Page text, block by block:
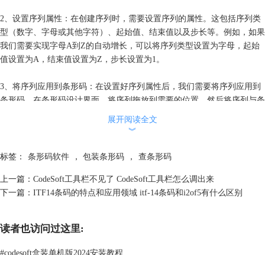
2、设置序列属性：在创建序列时，需要设置序列的属性。这包括序列类
型（数字、字母或其他字符）、起始值、结束值以及步长等。例如，如果
我们需要实现字母A到Z的自动增长，可以将序列类型设置为字母，起始
值设置为A，结束值设置为Z，步长设置为1。
3、将序列应用到条形码：在设置好序列属性后，我们需要将序列应用到
条形码。在条形码设计界面，将序列拖放到需要的位置，然后将序列与条
形码关联。此时，条形码中的字母将根据序列属性自动增长。
带字母的条形码是否按照预期实现自动增长。如果满足需求，可以进行批
展开阅读全文
︾
标签： 条形码软件 ， 包装条形码 ， 查条形码
上一篇： CodeSoft工具栏不见了 CodeSoft工具栏怎么调出来
下一篇： ITF14条码的特点和应用领域 itf-14条码和i2of5有什么区别
读者也访问过这里:
#codesoft盒装单机版2024安装教程